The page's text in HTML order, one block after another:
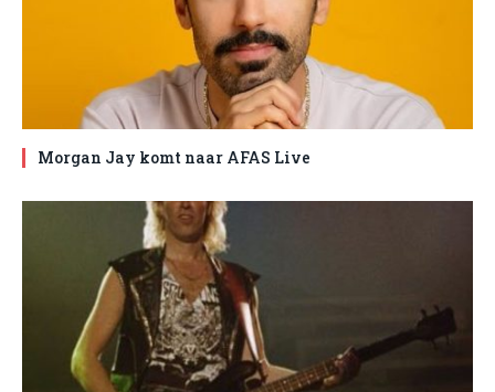
Morgan Jay komt naar AFAS Live